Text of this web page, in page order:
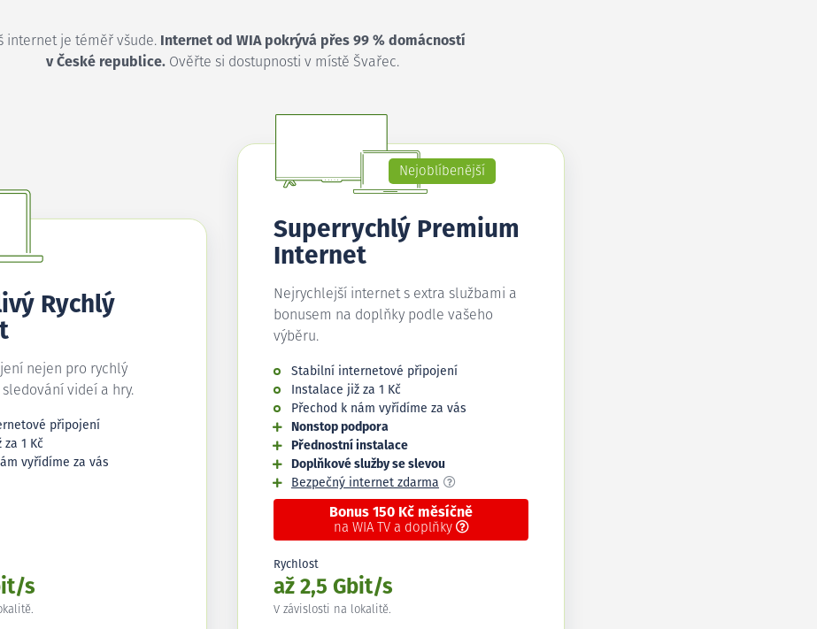
internet je téměř všude.
Internet od WIA pokrývá přes 99 % domácností
v České republice.Ověřte si dostupnosti v místě Švařec.
Rychlý
nejen pro rychlý
videí a hry.
připojení
za 1 Kč
vyřídíme za vás
s
Nejoblíbenější
Superrychlý Premium
Internet
Nejrychlejší internet s extra službami a
bonusem na doplňky podle vašeho
výběru.
Stabilní internetové připojení
Instalace již za 1 Kč
Přechod k nám vyřídíme za vás
Nonstop podpora
Přednostní instalace
Doplňkové služby se slevou
Bezpečný internet zdarma
Bonus 150 Kč měsíčně
na WIA TV a doplňky
Rychlost
až 2,5 Gbit/s
V závislosti na lokalitě.